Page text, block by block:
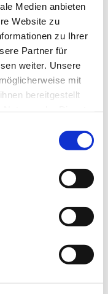
Medien anbieten
Website zu
zu Ihrer
Partner für
weiter. Unsere
mit
bereitgestellt